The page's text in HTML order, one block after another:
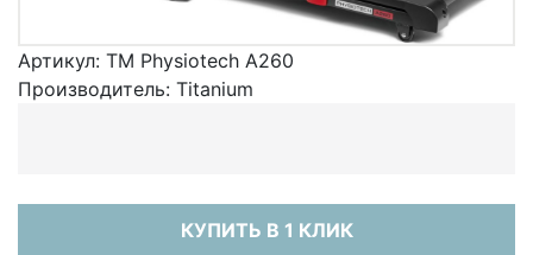
Артикул: TM Physiotech A260
Производитель: Titanium
КУПИТЬ В 1 КЛИК